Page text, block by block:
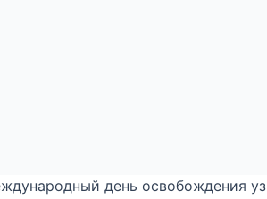
день освобождения